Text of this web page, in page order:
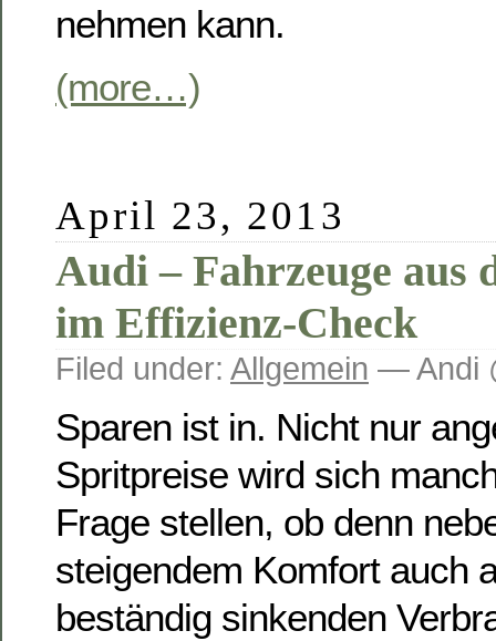
nehmen kann.
(more…)
April 23, 2013
Audi – Fahrzeuge aus
im Effizienz-Check
Filed under: Allgemein — Andi
Sparen ist in. Nicht nur
Spritpreise wird sich
Frage stellen, ob denn
steigendem Komfort auch
beständig sinkenden